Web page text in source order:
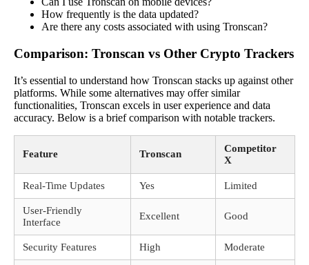
How frequently is the data updated?
Are there any costs associated with using Tronscan?
Comparison: Tronscan vs Other Crypto Trackers
It’s essential to understand how Tronscan stacks up against other
platforms. While some alternatives may offer similar
functionalities, Tronscan excels in user experience and data
accuracy. Below is a brief comparison with notable trackers.
Feature Tronscan
Competitor
X
Real-Time Updates Yes Limited
User-Friendly
Interface
Excellent Good
Security Features High Moderate